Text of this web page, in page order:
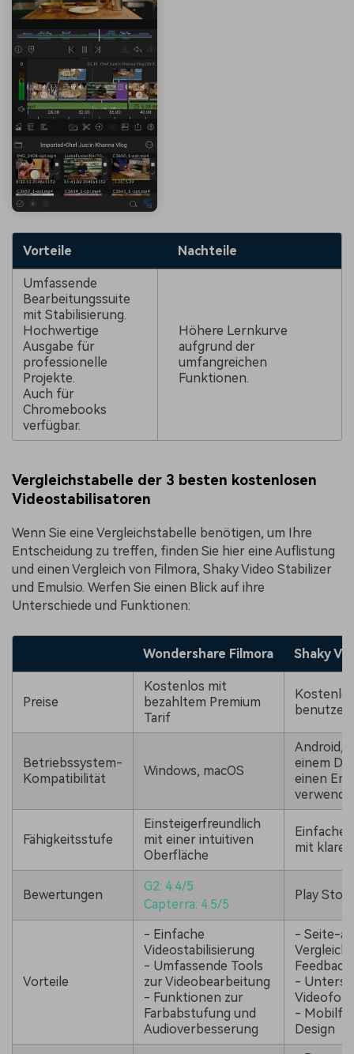
Vorteile Nachteile
Umfassende
Bearbeitungssuite
mit Stabilisierung.
Hochwertige
Ausgabe für
professionelle
Projekte.
Auch für
Chromebooks
verfügbar.
Höhere Lernkurve
aufgrund der
umfangreichen
Funktionen.
Vergleichstabelle der 3 besten kostenlosen
Videostabilisatoren
Wenn Sie eine Vergleichstabelle benötigen, um Ihre
Entscheidung zu treffen, finden Sie hier eine Auflistung
und einen Vergleich von Filmora, Shaky Video Stabilizer
und Emulsio. Werfen Sie einen Blick auf ihre
Unterschiede und Funktionen:
Wondershare Filmora Shaky
Preise
Kostenlos mit
bezahltem Premium
Tarif
benutzen
Betriebssystem-
Kompatibilität
Windows, macOS
Android,
einem
einen
Fähigkeitsstufe
Einsteigerfreundlich
mit einer intuitiven
Oberfläche
Einfache
mit
Bewertungen
G2: 4.4/5
Capterra: 4.5/5
Play
Vorteile
- Einfache
Videostabilisierung
- Umfassende Tools
zur Videobearbeitung
- Funktionen zur
Farbabstufung und
Audioverbesserung
- Seite-
Vergleich
Feedback
-
-
Design